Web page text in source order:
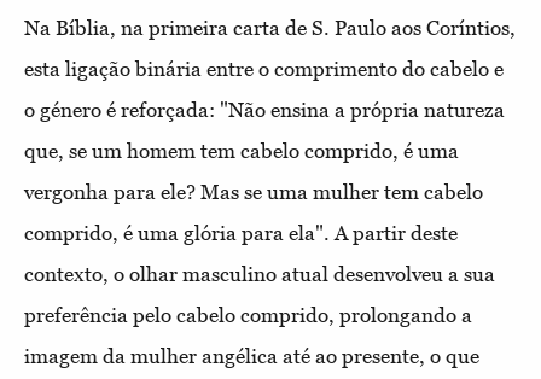
Na Bíblia, na primeira carta de S. Paulo aos Coríntios,
esta ligação binária entre o comprimento do cabelo e
o género é reforçada: "Não ensina a própria natureza
que, se um homem tem cabelo comprido, é uma
vergonha para ele? Mas se uma mulher tem cabelo
comprido, é uma glória para ela". A partir deste
contexto, o olhar masculino atual desenvolveu a sua
preferência pelo cabelo comprido, prolongando a
imagem da mulher angélica até ao presente, o que